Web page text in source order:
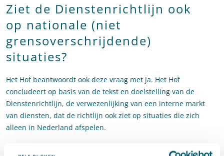
Ziet de Dienstenrichtlijn ook
op nationale (niet
grensoverschrijdende)
situaties?
Het Hof beantwoordt ook deze vraag met ja. Het Hof
concludeert op basis van de tekst en doelstelling van de
Dienstenrichtlijn, de verwezenlijking van een interne markt
van diensten, dat de richtlijn ook ziet op situaties die zich
alleen in Nederland afspelen.